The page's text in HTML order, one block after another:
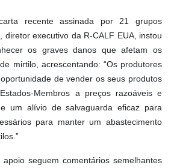
recente assinada por 21 grupos
diretor executivo da R-CALF EUA, instou
os graves danos que afetam os
mirtilo, acrescentando: “Os produtores
de vender os seus produtos
Membros a preços razoáveis ​​e
um alívio de salvaguarda eficaz para
para manter um abastecimento
apoio seguem comentários semelhantes